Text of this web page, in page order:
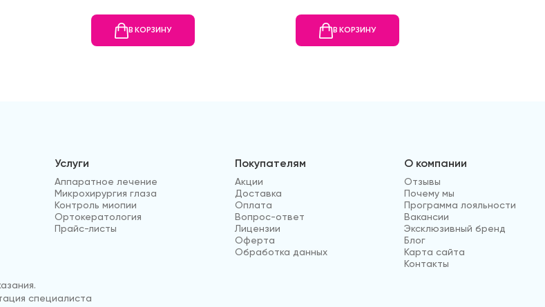
В КОРЗИНУ В КОРЗИНУ
Услуги
Аппаратное лечение
Микрохирургия глаза
Контроль миопии
Ортокератология
Прайс-листы
Покупателям
Акции
Доставка
Оплата
Вопрос-ответ
Лицензии
Оферта
Обработка данных
О компании
Отзывы
Почему мы
Программа лояльности
Вакансии
Эксклюзивный бренд
Блог
Карта сайта
Контакты
специалиста